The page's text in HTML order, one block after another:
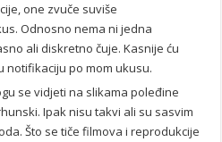
one zvuče suviše
Odnosno nema ni jedna
ali diskretno čuje. Kasnije ću
notifikaciju po mom ukusu.
se vidjeti na slikama poleđine
Ipak nisu takvi ali su sasvim
Što se tiče filmova i reprodukcije